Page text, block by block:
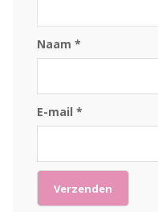
Naam *
E-mail *